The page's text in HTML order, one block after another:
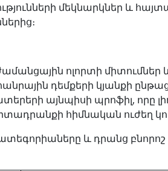
մեկնարկներ և
ոլորտի միտումներ
դեմքերի կյանքի
այնպիսի պրոֆիլ, որը
հիմնական ուժեղ
և դրանց բնորոշ